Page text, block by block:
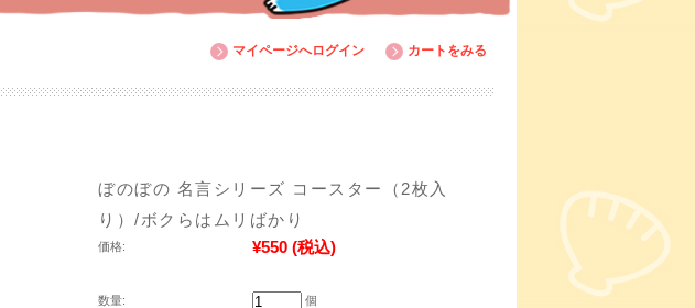
マイページへログイン カートをみる
ぼのぼの 名言シリーズ コースター（2枚入
り）/ボクらはムリばかり
価格: ¥550 (税込)
数量: 個